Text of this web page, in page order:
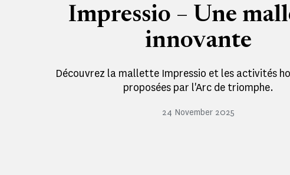
Impressio – Une
innovante
Découvrez la mallette Impressio et les activités
proposées par l'Arc de triomphe.
24 November 2025